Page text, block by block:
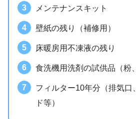
メンテナンスキット
壁紙の残り（補修用）
床暖房用不凍液の残り
食洗機用洗剤の試供品（粉
フィルター10年分（排気口
ド等）